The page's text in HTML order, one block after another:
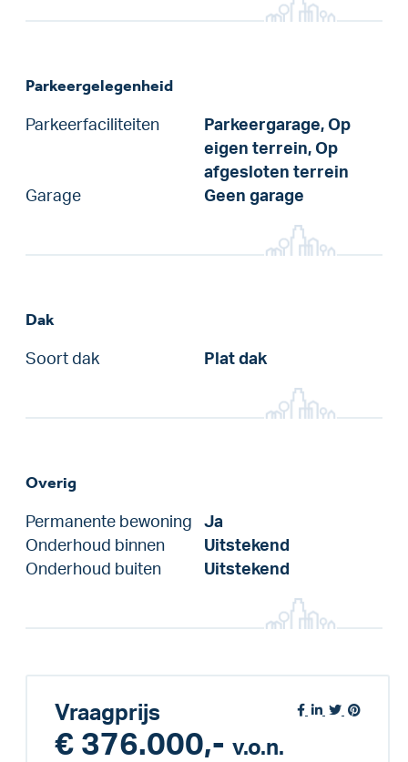
Parkeergelegenheid
Parkeerfaciliteiten
Parkeergarage, Op
eigen terrein, Op
afgesloten terrein
Garage
Geen garage
Dak
Soort dak Plat dak
Overig
Permanente bewoning
Ja
Onderhoud binnen
Uitstekend
Onderhoud buiten
Uitstekend
Vraagprijs
€ 376.000,- v.o.n.